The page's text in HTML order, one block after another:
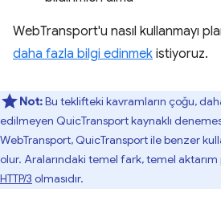
WebTransport'u nasıl kullanmayı
daha fazla bilgi edinmek istiyoruz.
Not:Bu teklifteki kavramların çoğu,
edilmeyen QuicTransport kaynaklı
WebTransport, QuicTransport ile benzer
olur. Aralarındaki temel fark, temel
HTTP/3 olmasıdır.